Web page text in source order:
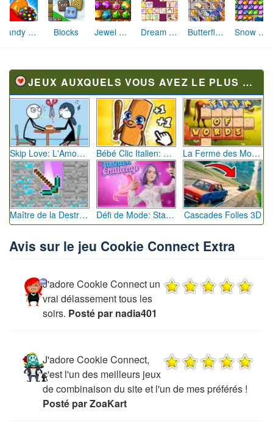
Candy Crush Saga Blocks Jewel Academy Dream Pet Link Butterfly Kyodai Snow Queen
JEUX AUXQUELS VOUS AVEZ LE PLUS JOUÉ
Skip Love: L'Amour en Péril Bébé Clic Italien: La Folie des Petits Bambins La Ferme des Mots - Cultivez votre Vocabulaire
Maître de la Destruction: Fusion de Pioches Défi de Mode: Star du Podium Cascades Folles 3D
Avis sur le jeu Cookie Connect Extra
J'adore Cookie Connect un
vrai délassement tous les
soirs. Posté par nadia401
J'adore Cookie Connect,
c'est l'un des meilleurs jeux
de combinaison du site et l'un de mes préférés !
Posté par ZoaKart